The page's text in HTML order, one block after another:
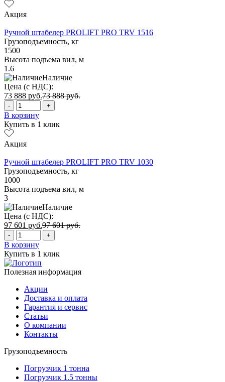
Акция
Ручной штабелер PROLIFT PRO TRV 1516
Грузоподъемность, кг
1500
Высота подъема вил, м
1.6
Наличие
Цена (с НДС):
73 888 руб.73 888руб.
- +
В корзину
Купить в 1 клик
Акция
Ручной штабелер PROLIFT PRO TRV 1030
Грузоподъемность, кг
1000
Высота подъема вил, м
3
Наличие
Цена (с НДС):
97 601 руб.97 601руб.
- +
В корзину
Купить в 1 клик
Полезная информация
Акции
Доставка и оплата
Гарантия и сервис
Статьи
О компании
Контакты
Грузоподъемность
Погрузчик 1 тонна
Погрузчик 1.5 тонны